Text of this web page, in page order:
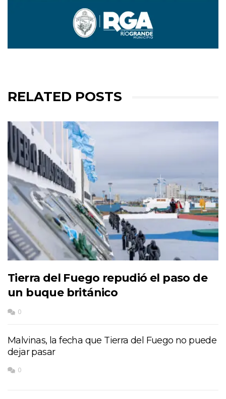
RELATED POSTS
Tierra del Fuego repudió el paso de
un buque británico
0
Malvinas, la fecha que Tierra del Fuego no puede
dejar pasar
0